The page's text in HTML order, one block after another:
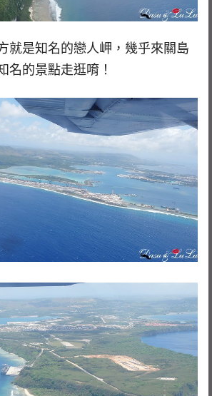
就是知名的戀人岬，幾乎來關島
名的景點走逛唷！